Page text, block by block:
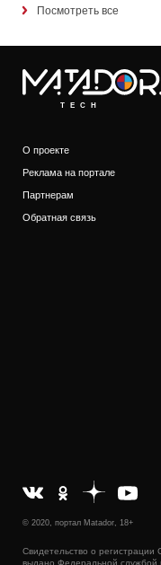
Посмотреть все
TECH
О проекте
Реклама на портале
Партнерам
Обратная связь
© 2020, портал Matador, 18+
Свидетельство о
выдано Федеральной службой